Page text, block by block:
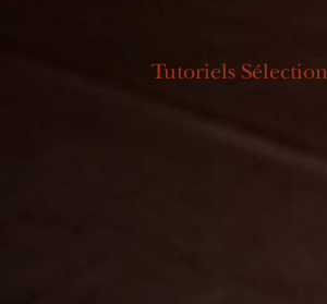
Tutoriels Sélection